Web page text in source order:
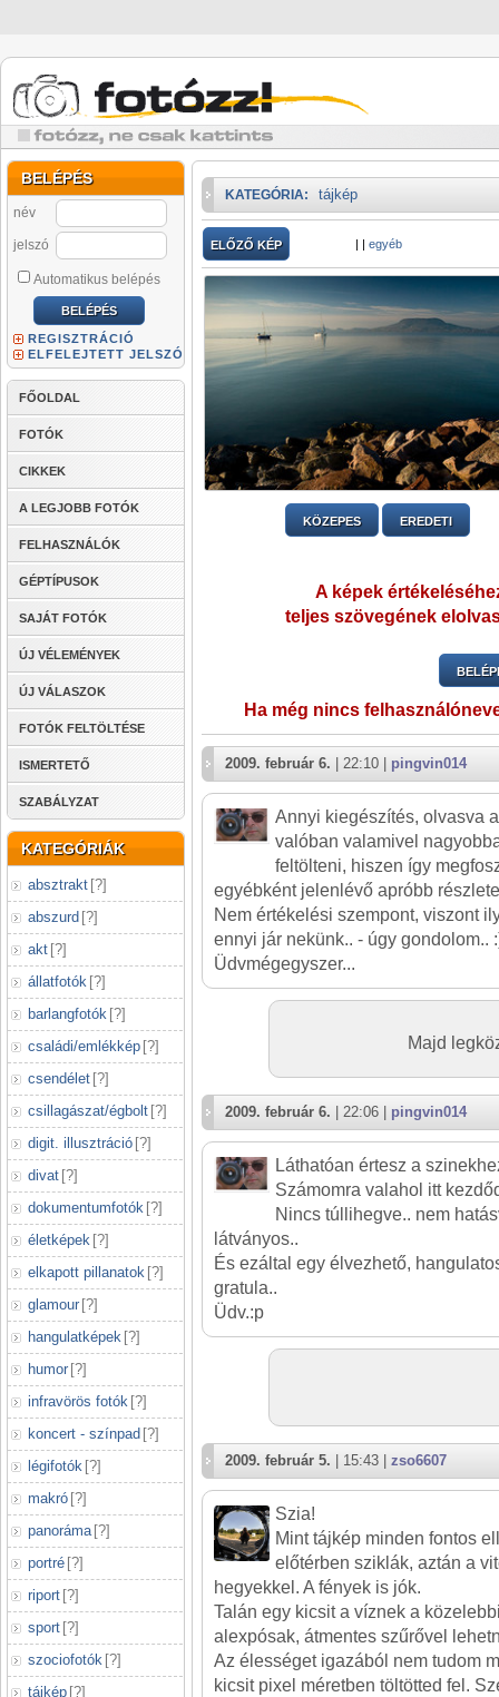
BELÉPÉS
név
jelszó
Automatikus belépés
REGISZTRÁCIÓ
ELFELEJTETT JELSZÓ
FŐOLDAL
FOTÓK
CIKKEK
A LEGJOBB FOTÓK
FELHASZNÁLÓK
GÉPTÍPUSOK
SAJÁT FOTÓK
ÚJ VÉLEMÉNYEK
ÚJ VÁLASZOK
FOTÓK FELTÖLTÉSE
ISMERTETŐ
SZABÁLYZAT
KATEGÓRIÁK
absztrakt [?]
abszurd [?]
akt [?]
állatfotók [?]
barlangfotók [?]
családi/emlékkép [?]
csendélet [?]
csillagászat/égbolt [?]
digit. illusztráció [?]
divat [?]
dokumentumfotók [?]
életképek [?]
elkapott pillanatok [?]
glamour [?]
hangulatképek [?]
humor [?]
infravörös fotók [?]
koncert - színpad [?]
légifotók [?]
makró [?]
panoráma [?]
portré [?]
riport [?]
sport [?]
szociofotók [?]
tájkép [?]
KATEGÓRIA: tájkép
ELŐZŐ KÉP | | egyéb
KÖZEPES EREDETI
A képek
teljes szövegének
Ha még nincs
2009. február 6. | 22:10 | pingvin014
Annyi kiegészítés, olvasva
valóban valamivel
feltölteni, hiszen így
egyébként jelenlévő apróbb
Nem értékelési szempont, viszont
ennyi jár nekünk.. - úgy gondolom..
Üdvmégegyszer...
Majd
2009. február 6. | 22:06 | pingvin014
Láthatóan értesz a
Számomra valahol itt
Nincs túllihegve.. nem
látványos..
És ezáltal egy élvezhető,
gratula..
Üdv.:p
2009. február 5. | 15:43 | zso6607
Szia!
Mint tájkép minden fontos
előtérben sziklák, aztán a
hegyekkel. A fények is jók.
Talán egy kicsit a víznek a
alexpósak, átmentes szűrővel
Az élességet igazából nem tudom
kicsit pixel méretben töltötted fel.